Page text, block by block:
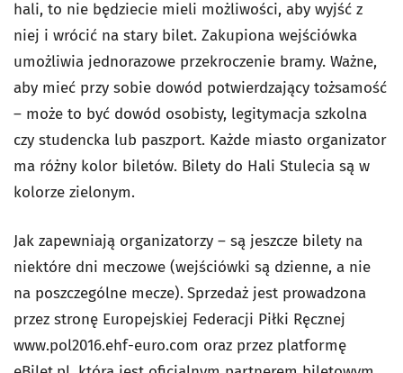
hali, to nie będziecie mieli możliwości, aby wyjść z
niej i wrócić na stary bilet. Zakupiona wejściówka
umożliwia jednorazowe przekroczenie bramy. Ważne,
aby mieć przy sobie dowód potwierdzający tożsamość
– może to być dowód osobisty, legitymacja szkolna
czy studencka lub paszport. Każde miasto organizator
ma różny kolor biletów. Bilety do Hali Stulecia są w
kolorze zielonym.
Jak zapewniają organizatorzy – są jeszcze bilety na
niektóre dni meczowe (wejściówki są dzienne, a nie
na poszczególne mecze). Sprzedaż jest prowadzona
przez stronę Europejskiej Federacji Piłki Ręcznej
www.pol2016.ehf-euro.com oraz przez platformę